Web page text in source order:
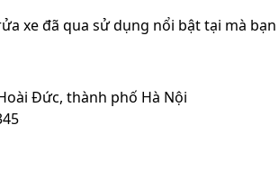
xe đã qua sử dụng nổi bật tại mà
Đức, thành phố Hà Nội